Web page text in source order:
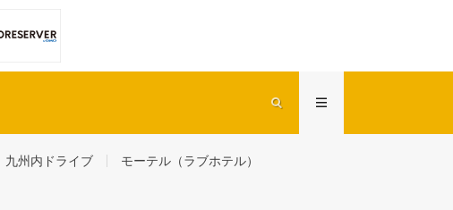
九州内ドライブ モーテル（ラブホテル）